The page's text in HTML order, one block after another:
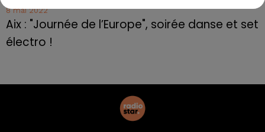
8 mai 2022
Aix : "Journée de l’Europe", soirée danse et set
électro !